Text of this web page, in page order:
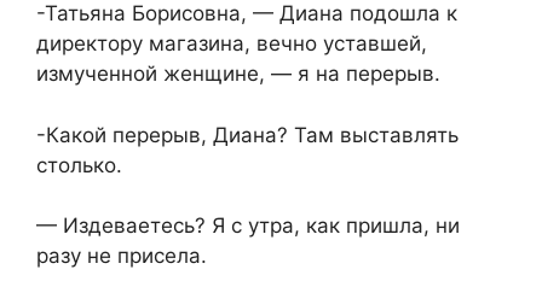
-Татьяна Борисовна, — Диана подошла к
директору магазина, вечно уставшей,
измученной женщине, — я на перерыв.
-Какой перерыв, Диана? Там выставлять
столько.
— Издеваетесь? Я с утра, как пришла, ни
разу не присела.